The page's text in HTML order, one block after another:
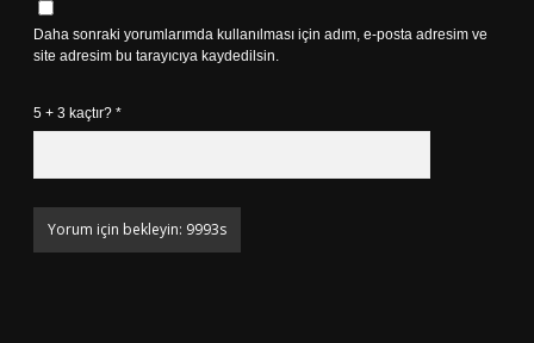
Daha sonraki yorumlarımda kullanılması için adım, e-posta adresim ve
site adresim bu tarayıcıya kaydedilsin.
5 + 3 kaçtır? *